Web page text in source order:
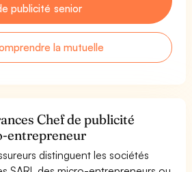
publicité senior
la mutuelle
Chef de publicité
entrepreneur
distinguent les sociétés